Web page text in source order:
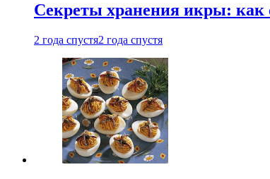
Секреты хранения икры: как
2 года спустя2 года спустя